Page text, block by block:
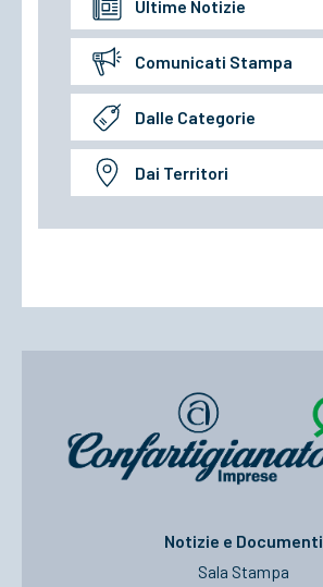
Ultime Notizie
Comunicati Stampa
Dalle Categorie
Dai Territori
Notizie e Documenti
Sala Stampa